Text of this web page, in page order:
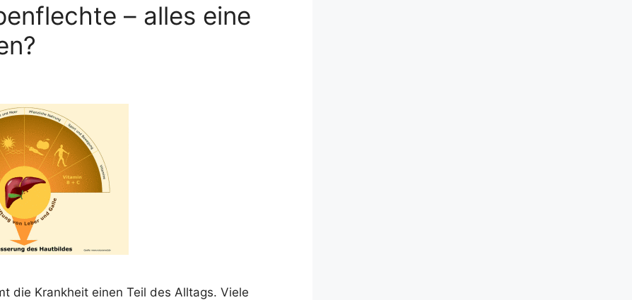
– alles eine
die Krankheit einen Teil des Alltags. Viele